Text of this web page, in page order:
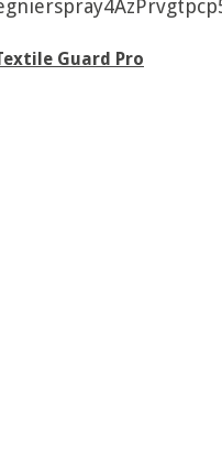
Guard Pro